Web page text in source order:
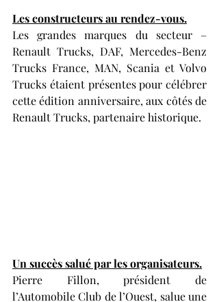
Les constructeurs au rendez-vous.
Les grandes marques du secteur –
Renault Trucks, DAF, Mercedes-Benz
Trucks France, MAN, Scania et Volvo
Trucks étaient présentes pour célébrer
cette édition anniversaire, aux côtés de
Renault Trucks, partenaire historique.
Un succès salué par les organisateurs.
Pierre Fillon, président de
l’Automobile Club de l’Ouest, salue une